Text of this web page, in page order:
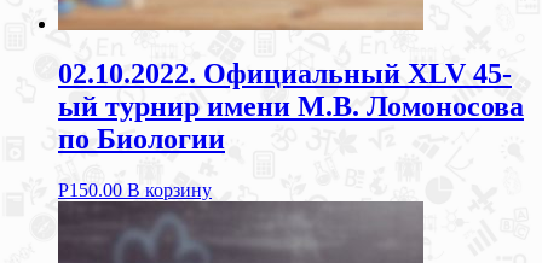
02.10.2022. Официальный XLV 45-
ый турнир имени М.В. Ломоносова
по Биологии
Р150.00 В корзину